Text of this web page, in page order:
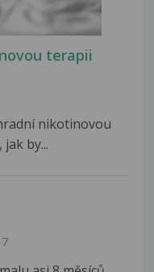
terapii
nikotinovou
by...